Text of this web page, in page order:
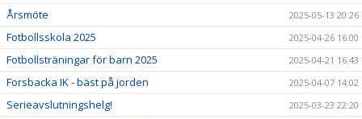
Årsmöte 2025-05-13 20:26
Fotbollsskola 2025 2025-04-26 16:00
Fotbollsträningar för barn 2025 2025-04-21 16:43
Forsbacka IK - bäst på jorden 2025-04-07 14:02
Serieavslutningshelg! 2025-03-23 22:20